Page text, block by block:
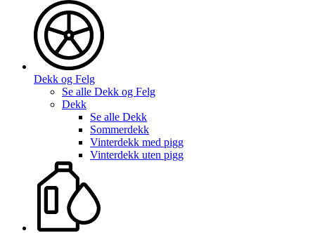
Dekk og Felg
Se alle Dekk og Felg
Dekk
Se alle Dekk
Sommerdekk
Vinterdekk med pigg
Vinterdekk uten pigg